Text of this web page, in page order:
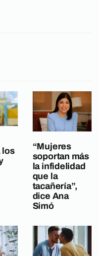
los
“Mujeres
soportan más
la infidelidad
que la
tacañería”,
dice Ana
Simó